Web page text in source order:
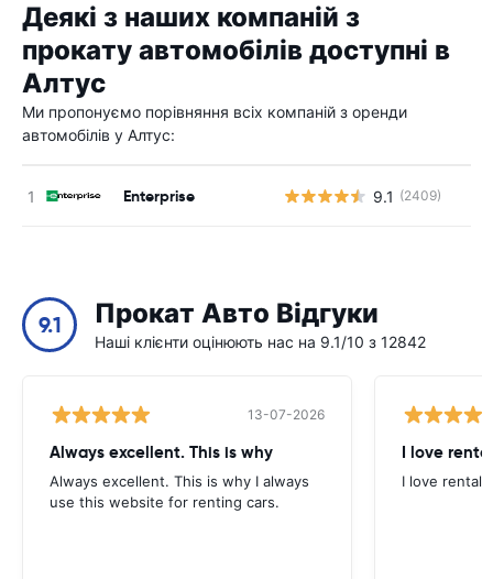
Деякі з наших компаній з
прокату автомобілів доступні в
Алтус
Ми пропонуємо порівняння всіх компаній з оренди
автомобілів у Алтус:
Enterprise 9.1 (2409)
9.1 Прокат Авто Відгуки
Наші клієнти оцінюють нас на 9.1/10 з 12842
13-07-2026
Always excellent. This is why
Always excellent. This is why I always
use this website for renting cars.
I love
I love rental